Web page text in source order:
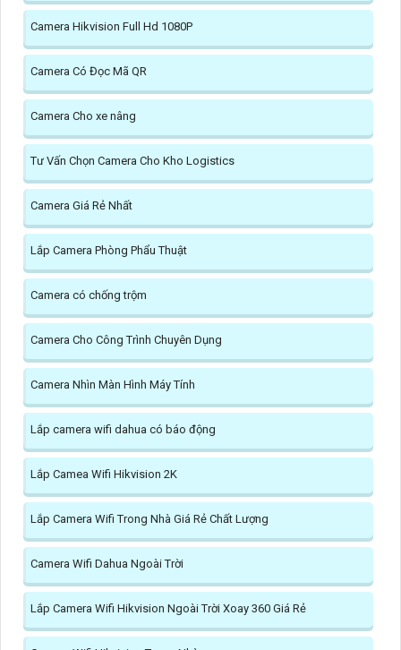
Camera Hikvision Full Hd 1080P
Camera Có Đọc Mã QR
Camera Cho xe nâng
Tư Vấn Chọn Camera Cho Kho Logistics
Camera Giá Rẻ Nhất
Lắp Camera Phòng Phẩu Thuật
Camera có chống trộm
Camera Cho Công Trình Chuyên Dụng
Camera Nhìn Màn Hình Máy Tính
Lắp camera wifi dahua có báo động
Lắp Camea Wifi Hikvision 2K
Lắp Camera Wifi Trong Nhà Giá Rẻ Chất Lượng
Camera Wifi Dahua Ngoài Trời
Lắp Camera Wifi Hikvision Ngoài Trời Xoay 360 Giá Rẻ